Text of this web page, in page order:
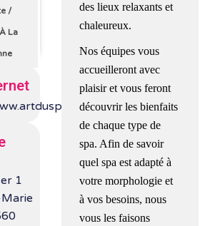
/
La
1
des lieux relaxants et
chaleureux.
Nos équipes vous
accueilleront avec
plaisir et vous feront
découvrir les bienfaits
de chaque type de
spa. Afin de savoir
quel spa est adapté à
votre morphologie et
à vos besoins, nous
vous les faisons